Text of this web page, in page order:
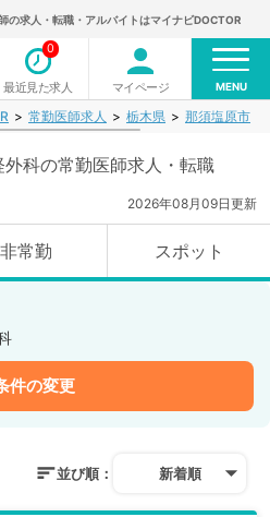
の求人・転職・アルバイトはマイナビDOCTOR
最近見た求人
0
マイページ MENU
常勤医師求人 栃木県 那須塩原市
科の常勤医師求人・転職
2026年08月09日更新
非常勤 スポット
件の変更
並び順： 新着順